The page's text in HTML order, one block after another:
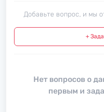
Добавьте вопрос, и мы
+
Нет вопросов о
первым и